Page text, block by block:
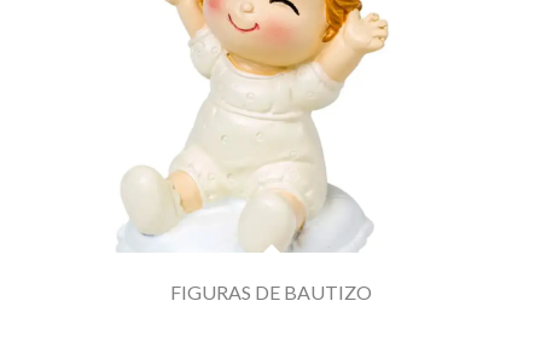
FIGURAS DE BAUTIZO